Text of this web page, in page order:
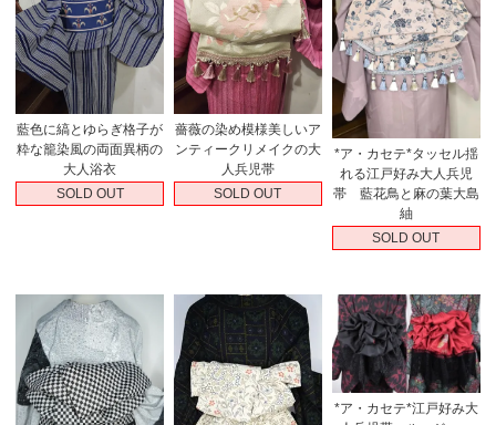
藍色に縞とゆらぎ格子が
粋な籠染風の両面異柄の
大人浴衣
SOLD OUT
薔薇の染め模様美しいア
ンティークリメイクの大
人兵児帯
SOLD OUT
*ア・カセテ*タッセル揺
れる江戸好み大人兵児
帯 藍花鳥と麻の葉大島
紬
SOLD OUT
*ア・カセテ*江戸好み大